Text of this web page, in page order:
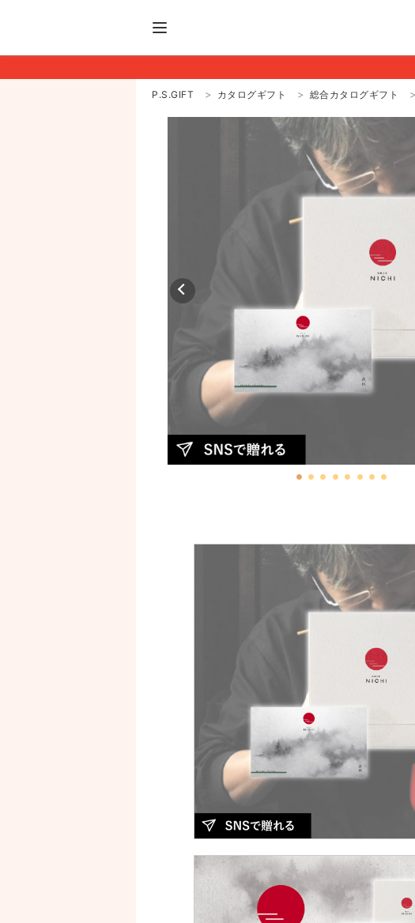
P.S.GIFT カタログギフト 総合カタログギフト